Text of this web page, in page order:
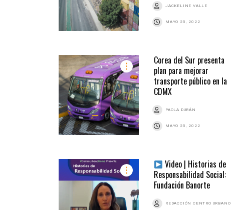
JACKELINE VALLE
MAYO 25, 2022
Corea del Sur presenta
plan para mejorar
transporte público en la
CDMX
PAOLA DURÁN
MAYO 25, 2022
Video | Historias de
Responsabilidad Social:
Fundación Banorte
REDACCIÓN CENTRO URBANO